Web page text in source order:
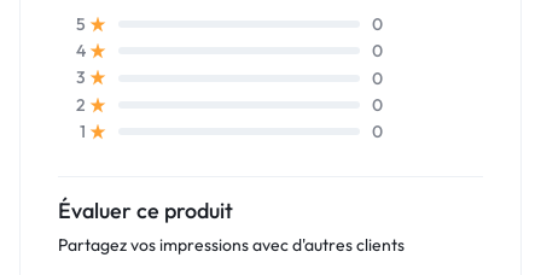
5
0
4
0
3
0
2
0
1
0
Évaluer ce produit
Partagez vos impressions avec d'autres clients